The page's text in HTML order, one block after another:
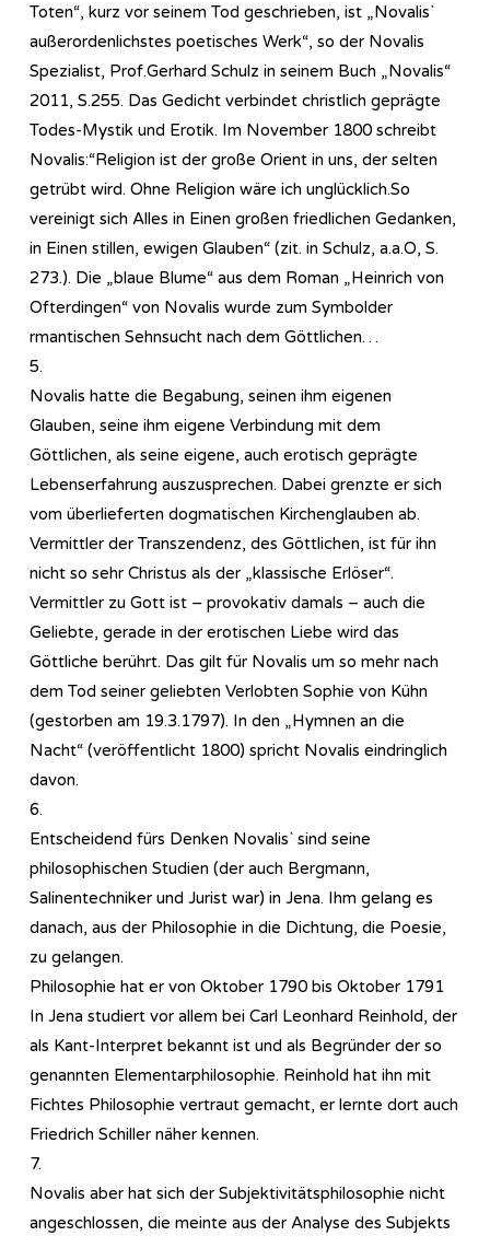
Toten“, kurz vor seinem Tod geschrieben, ist „Novalis`
außerordenlichstes poetisches Werk“, so der Novalis
Spezialist, Prof.Gerhard Schulz in seinem Buch „Novalis“
2011, S.255. Das Gedicht verbindet christlich geprägte
Todes-Mystik und Erotik. Im November 1800 schreibt
Novalis:“Religion ist der große Orient in uns, der selten
getrübt wird. Ohne Religion wäre ich unglücklich.So
vereinigt sich Alles in Einen großen friedlichen Gedanken,
in Einen stillen, ewigen Glauben“ (zit. in Schulz, a.a.O, S.
273.). Die „blaue Blume“ aus dem Roman „Heinrich von
Ofterdingen“ von Novalis wurde zum Symbolder
rmantischen Sehnsucht nach dem Göttlichen…
5.
Novalis hatte die Begabung, seinen ihm eigenen
Glauben, seine ihm eigene Verbindung mit dem
Göttlichen, als seine eigene, auch erotisch geprägte
Lebenserfahrung auszusprechen. Dabei grenzte er sich
vom überlieferten dogmatischen Kirchenglauben ab.
Vermittler der Transzendenz, des Göttlichen, ist für ihn
nicht so sehr Christus als der „klassische Erlöser“.
Vermittler zu Gott ist – provokativ damals – auch die
Geliebte, gerade in der erotischen Liebe wird das
Göttliche berührt. Das gilt für Novalis um so mehr nach
dem Tod seiner geliebten Verlobten Sophie von Kühn
(gestorben am 19.3.1797). In den „Hymnen an die
Nacht“ (veröffentlicht 1800) spricht Novalis eindringlich
davon.
6.
Entscheidend fürs Denken Novalis` sind seine
philosophischen Studien (der auch Bergmann,
Salinentechniker und Jurist war) in Jena. Ihm gelang es
danach, aus der Philosophie in die Dichtung, die Poesie,
zu gelangen.
Philosophie hat er von Oktober 1790 bis Oktober 1791
In Jena studiert vor allem bei Carl Leonhard Reinhold, der
als Kant-Interpret bekannt ist und als Begründer der so
genannten Elementarphilosophie. Reinhold hat ihn mit
Fichtes Philosophie vertraut gemacht, er lernte dort auch
Friedrich Schiller näher kennen.
7.
Novalis aber hat sich der Subjektivitätsphilosophie nicht
angeschlossen, die meinte aus der Analyse des Subjekts